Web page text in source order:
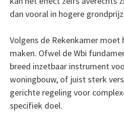
dan vooral in hogere
Volgens de Rekenkamer moet
maken. Ofwel de Wbi
breed inzetbaar instrument
woningbouw, of juist sterk
gerichte regeling voor
specifiek doel.